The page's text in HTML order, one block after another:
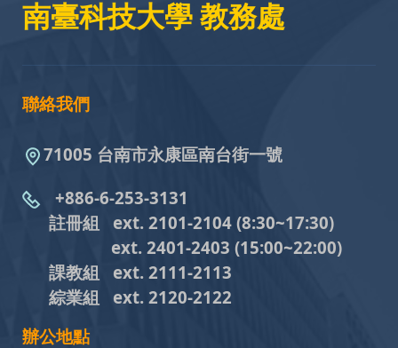
南臺科技大學 教務處
聯絡我們
71005 台南市永康區南台街一號
+886-6-253-3131
註冊組 ext. 2101-2104 (8:30~17:30)
ext. 2401-2403 (15:00~22:00)
課教組 ext. 2111-2113
綜業組
ext. 2120-2122
辦公地點